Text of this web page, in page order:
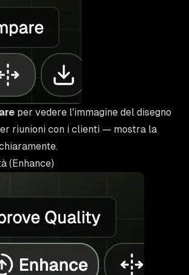
per vedere l'immagine del disegno
riunioni con i clienti — mostra la
(Enhance)